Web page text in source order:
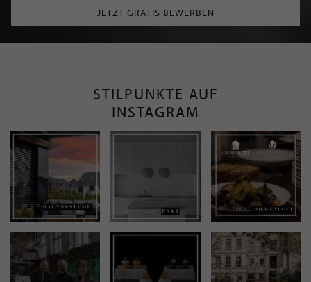
JETZT GRATIS BEWERBEN
STILPUNKTE AUF
INSTAGRAM